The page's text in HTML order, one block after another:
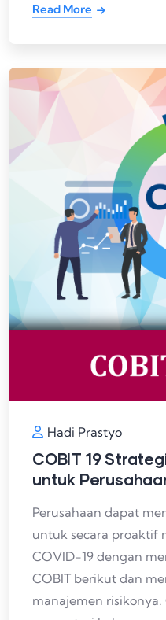
Read More
Hadi Prastyo
COBIT 19
untuk
Perusahaan dapat
untuk secara proaktif
COVID-19 dengan
COBIT berikut dan
manajemen risikonya.